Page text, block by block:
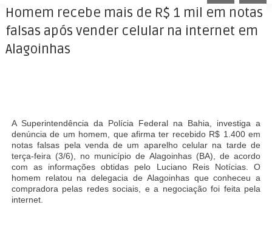
Homem recebe mais de R$ 1 mil em notas
falsas após vender celular na internet em
Alagoinhas
A Superintendência da Polícia Federal na Bahia, investiga a
denúncia de um homem, que afirma ter recebido R$ 1.400 em
notas falsas pela venda de um aparelho celular na tarde de
terça-feira (3/6), no município de Alagoinhas (BA), de acordo
com as informações obtidas pelo Luciano Reis Notícias. O
homem relatou na delegacia de Alagoinhas que conheceu a
compradora pelas redes sociais, e a negociação foi feita pela
internet.